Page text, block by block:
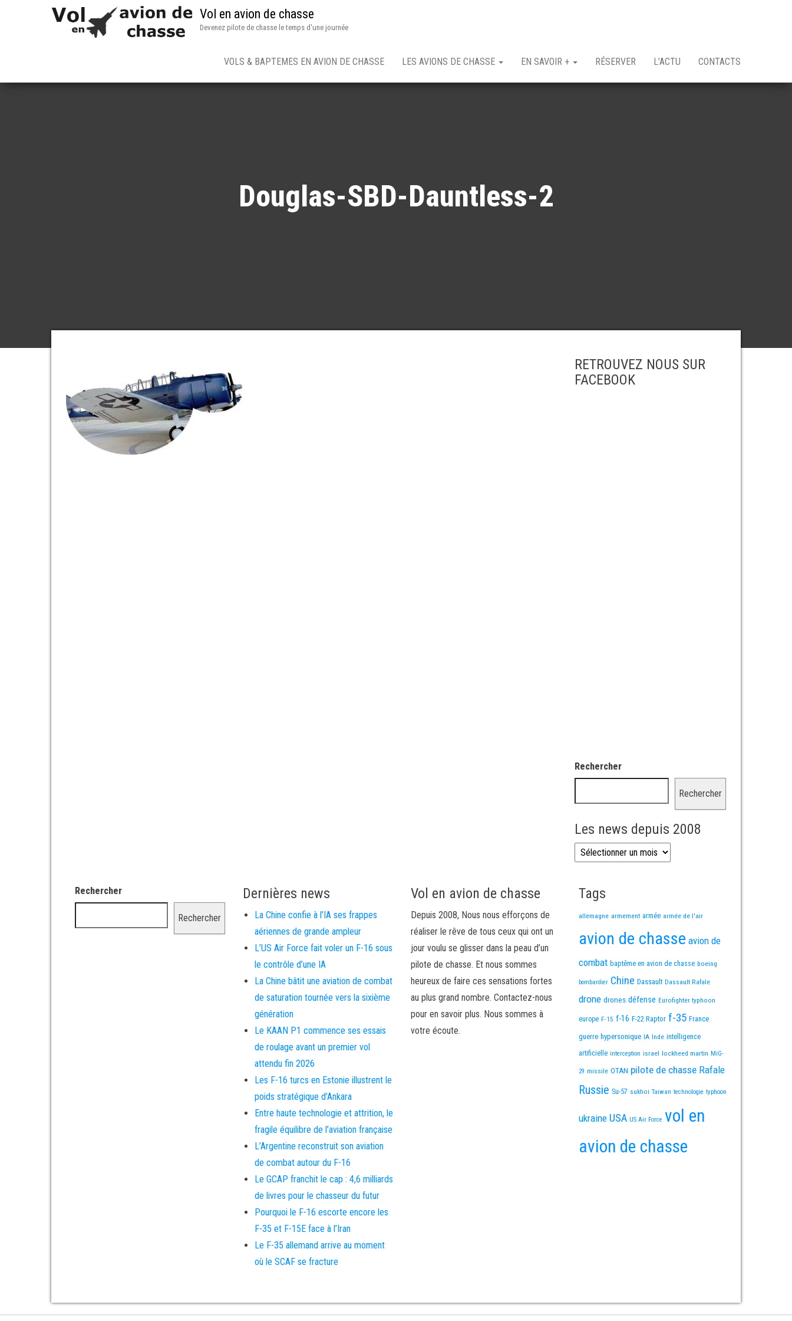
Vol en avion de chasse
Devenez pilote de chasse le temps d'une journée
VOLS & BAPTEMES EN AVION DE CHASSE LES AVIONS DE CHASSE EN SAVOIR + RÉSERVER L’ACTU CONTACTS
Douglas-SBD-Dauntless-2
RETROUVEZ NOUS SUR
FACEBOOK
Rechercher
Rechercher
Les news depuis 2008
Les news depuis 2008
Rechercher
Rechercher
Dernières news
La Chine confie à l’IA ses frappes
aériennes de grande ampleur
L’US Air Force fait voler un F-16 sous
le contrôle d’une IA
La Chine bâtit une aviation de combat
de saturation tournée vers la sixième
génération
Le KAAN P1 commence ses essais
de roulage avant un premier vol
attendu fin 2026
Les F-16 turcs en Estonie illustrent le
poids stratégique d’Ankara
Entre haute technologie et attrition, le
fragile équilibre de l’aviation française
L’Argentine reconstruit son aviation
de combat autour du F-16
Le GCAP franchit le cap : 4,6 milliards
de livres pour le chasseur du futur
Pourquoi le F-16 escorte encore les
F-35 et F-15E face à l’Iran
Le F-35 allemand arrive au moment
où le SCAF se fracture
Vol en avion de chasse
Depuis 2008, Nous nous efforçons de
réaliser le rêve de tous ceux qui ont un
jour voulu se glisser dans la peau d’un
pilote de chasse. Et nous sommes
heureux de faire ces sensations fortes
au plus grand nombre. Contactez-nous
pour en savoir plus. Nous sommes à
votre écoute.
Tags
allemagne armement armée armée de l'air
avion de chasse avion de
combat baptême en avion de chasse boeing
bombardier Chine Dassault Dassault Rafale
drone drones défense Eurofighter typhoon
europe F-15 f-16 F-22 Raptor f-35 France
guerre hypersonique IA Inde intelligence
artificielle interception israel lockheed martin MiG-
29 missile OTAN pilote de chasse Rafale
Russie Su-57 sukhoi Taiwan technologie typhoon
ukraine USA US Air Force vol en
avion de chasse